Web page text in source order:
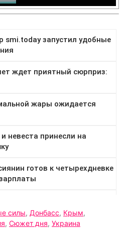
силы, Донбасс, Крым,
, Сюжет дня, Украина